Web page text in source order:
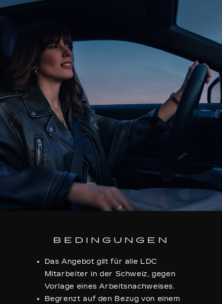
BEDINGUNGEN
Das Angebot gilt für alle LDC
Mitarbeiter in der Schweiz, gegen
Vorlage eines Arbeitsnachweises.
Begrenzt auf den Bezug von einem